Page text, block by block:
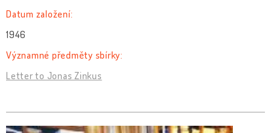
Datum založení:
1946
Významné předměty sbírky:
Letter to Jonas Zinkus